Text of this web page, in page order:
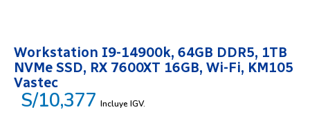
Workstation I9-14900k, 64GB DDR5, 1TB
NVMe SSD, RX 7600XT 16GB, Wi-Fi, KM105
Vastec
S/10,377 Incluye IGV.